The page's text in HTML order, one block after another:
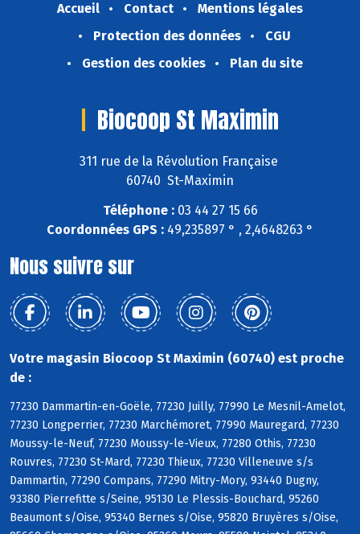
Accueil Contact
Mentions légales
Protection des données
CGU
Gestion des cookies
Plan du site
Biocoop St Maximin
311 rue de la Révolution Française
60740 St-Maximin
Téléphone :03 44 27 15 66
Coordonnées GPS : 49,235897 ° , 2,4648263 °
Nous suivre sur
Votre magasin Biocoop St Maximin (60740) est proche
de :
77230 Dammartin-en-Goële, 77230 Juilly, 77990 Le Mesnil-Amelot,
77230 Longperrier, 77230 Marchémoret, 77990 Mauregard, 77230
Moussy-le-Neuf, 77230 Moussy-le-Vieux, 77280 Othis, 77230
Rouvres, 77230 St-Mard, 77230 Thieux, 77230 Villeneuve s/s
Dammartin, 77290 Compans, 77290 Mitry-Mory, 93440 Dugny,
93380 Pierrefitte s/Seine, 95130 Le Plessis-Bouchard, 95260
Beaumont s/Oise, 95340 Bernes s/Oise, 95820 Bruyères s/Oise,